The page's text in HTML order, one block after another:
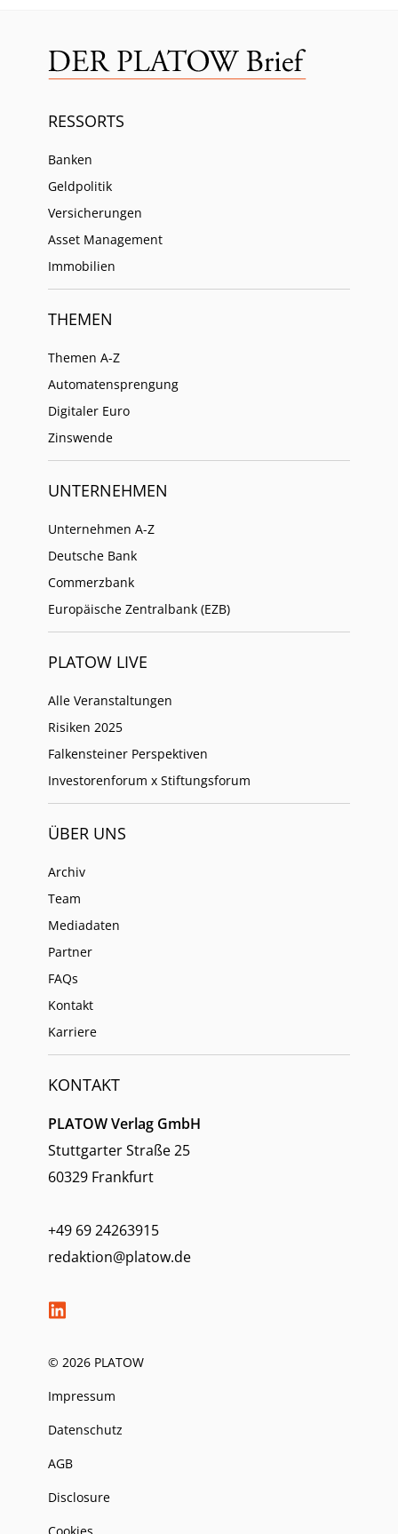
RESSORTS
Banken
Geldpolitik
Versicherungen
Asset Management
Immobilien
THEMEN
Themen A-Z
Automatensprengung
Digitaler Euro
Zinswende
UNTERNEHMEN
Unternehmen A-Z
Deutsche Bank
Commerzbank
Europäische Zentralbank (EZB)
PLATOW LIVE
Alle Veranstaltungen
Risiken 2025
Falkensteiner Perspektiven
Investorenforum x Stiftungsforum
ÜBER UNS
Archiv
Team
Mediadaten
Partner
FAQs
Kontakt
Karriere
KONTAKT
PLATOW Verlag GmbH
Stuttgarter Straße 25
60329 Frankfurt
+49 69 24263915
redaktion@platow.de
© 2026 PLATOW
Impressum
Datenschutz
AGB
Disclosure
Cookies